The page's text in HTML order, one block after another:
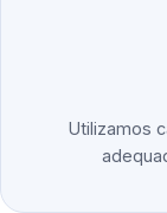
Utilizamos